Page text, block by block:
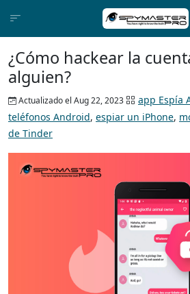
¿Cómo hackear la
alguien?
Actualizado el Aug 22, 2023 app Espía
teléfonos Android, espiar un iPhone,
de Tinder